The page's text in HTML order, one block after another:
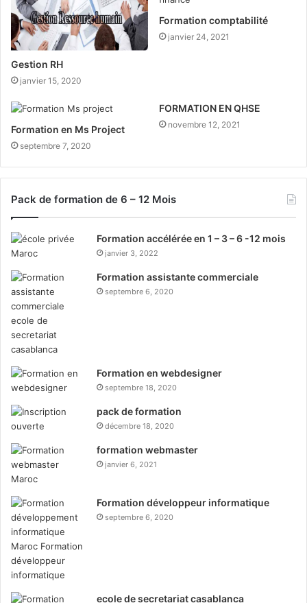
Gestion RH
janvier 15, 2020
Formation comptabilité
janvier 24, 2021
Formation en Ms Project
septembre 7, 2020
FORMATION EN QHSE
novembre 12, 2021
Pack de formation de 6 – 12 Mois
Formation accélérée en 1 – 3 – 6 -12 mois
janvier 3, 2022
Formation assistante commerciale
septembre 6, 2020
Formation en webdesigner
septembre 18, 2020
pack de formation
décembre 18, 2020
formation webmaster
janvier 6, 2021
Formation développeur informatique
septembre 6, 2020
ecole de secretariat casablanca